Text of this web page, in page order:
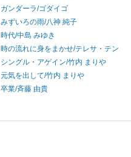
ガンダーラ/ゴダイゴ
みずいろの雨/八神 純子
時代/中島 みゆき
時の流れに身をまかせ/テレサ・テン
シングル・アゲイン/竹内 まりや
元気を出して/竹内 まりや
卒業/斉藤 由貴